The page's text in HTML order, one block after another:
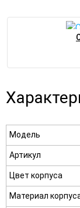
Модель
Артикул
Цвет корпуса
Материал